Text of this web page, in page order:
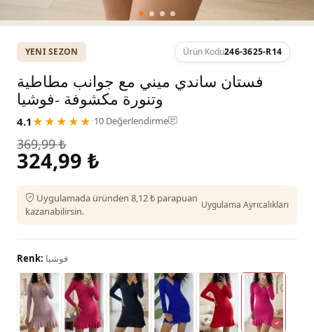
YENI SEZON Ürün Kodu246-3625-R14
فستان ساندي ميني مع جوانب مطاطية
وتنورة مكشوفة -فوشيا
4.1★★★★★ ·10 Değerlendirme
369,99 ₺
324,99 ₺
Uygulamada üründen 8,12 ₺ parapuan
kazanabilirsin.
Uygulama Ayrıcalıkları
Renk: فوشيا